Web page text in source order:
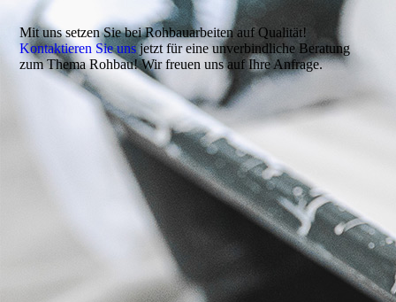
Mit uns setzen Sie bei Rohbauarbeiten auf Qualität!
Kontaktieren Sie unsjetzt für eine unverbindliche Beratung
zum Thema Rohbau! Wir freuen uns auf Ihre Anfrage.